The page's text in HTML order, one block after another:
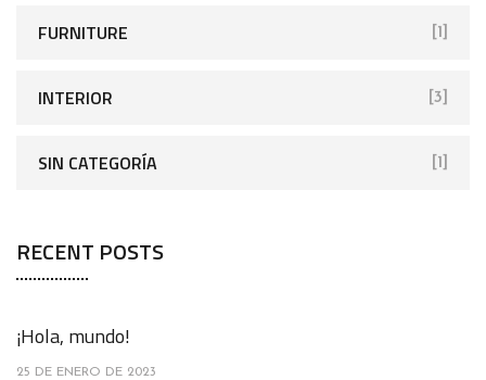
FURNITURE [1]
INTERIOR [3]
SIN CATEGORÍA [1]
RECENT POSTS
¡Hola, mundo!
25 DE ENERO DE 2023